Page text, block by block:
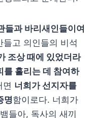
들과 바리새인들이여
고 의인들의 비석
조상 때에 있었더라
를 흘리는 데 참여하
너희가 선지자를
명함이로다. 너희가
들아, 독사의 새끼